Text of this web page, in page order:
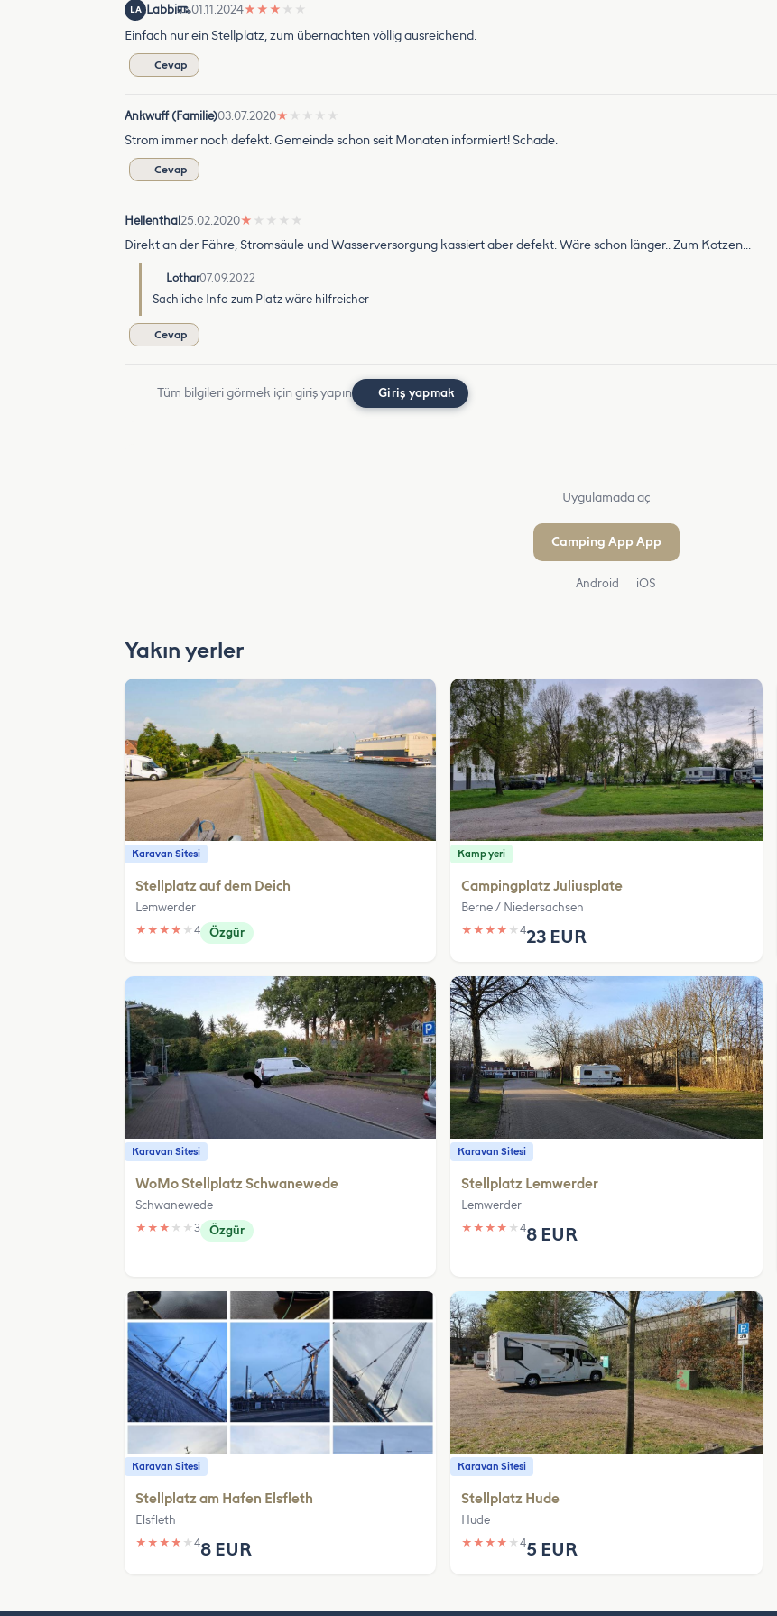
LA Labbi 01.11.2024★ ★ ★ ★ ★
Einfach nur ein Stellplatz, zum übernachten völlig ausreichend.
Cevap
Ankwuff (Familie)03.07.2020★ ★ ★ ★ ★
Strom immer noch defekt. Gemeinde schon seit Monaten informiert! Schade.
Cevap
Hellenthal 25.02.2020★ ★ ★ ★ ★
Direkt an der Fähre, Stromsäule und Wasserversorgung kassiert aber defekt. Wäre schon länger.. Zum Kotzen...
Lothar07.09.2022
Sachliche Info zum Platz wäre hilfreicher
Cevap
Tüm bilgileri görmek için giriş yapın Giriş yapmak
Uygulamada aç
Camping App App
Android iOS
Yakın yerler
Karavan Sitesi
Stellplatz auf dem Deich
Lemwerder
★ ★ ★ ★ ★ 4 Özgür
Kamp yeri
Campingplatz Juliusplate
Berne / Niedersachsen
★ ★ ★ ★ ★423 EUR
Karavan Sitesi
WoMo Stellplatz Schwanewede
Schwanewede
★ ★ ★ ★ ★ 3 Özgür
Karavan Sitesi
Stellplatz Lemwerder
Lemwerder
★ ★ ★ ★ ★48 EUR
Karavan Sitesi
Stellplatz am Hafen Elsfleth
Elsfleth
★ ★ ★ ★ ★ 48 EUR
Karavan Sitesi
Stellplatz Hude
Hude
★ ★ ★ ★ ★45 EUR